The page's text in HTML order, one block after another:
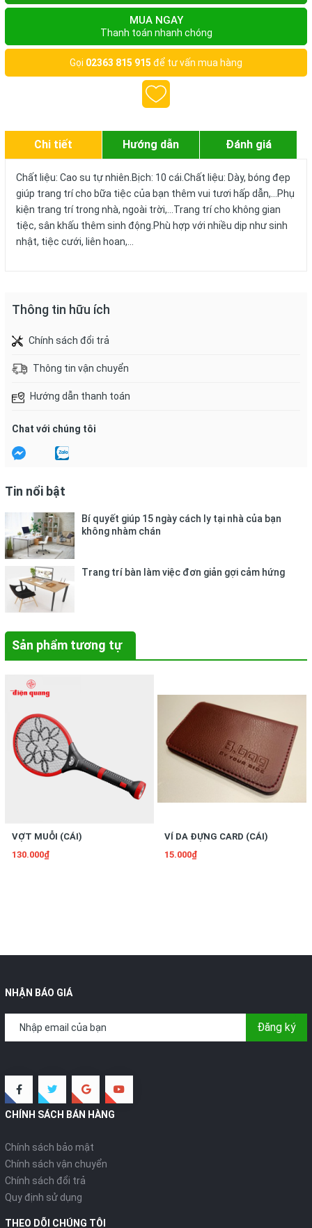
MUA NGAY
Thanh toán nhanh chóng
Gọi 02363 815 915 để tư vấn mua hàng
Chi tiết Hướng dẫn Đánh giá
Chất liệu: Cao su tự nhiên.Bịch: 10 cái.Chất liệu: Dày, bóng đẹp
giúp trang trí cho bữa tiệc của bạn thêm vui tươi hấp dẫn,...Phụ
kiện trang trí trong nhà, ngoài trời,...Trang trí cho không gian
tiệc, sân khấu thêm sinh động.Phù hợp với nhiều dịp như sinh
nhật, tiệc cưới, liên hoan,...
Thông tin hữu ích
Chính sách đổi trả
Thông tin vận chuyển
Hướng dẫn thanh toán
Chat với chúng tôi
Tin nổi bật
Bí quyết giúp 15 ngày cách ly tại nhà của bạn
không nhàm chán
Trang trí bàn làm việc đơn giản gợi cảm hứng
Sản phẩm tương tự
VỢT MUỖI (CÁI)
130.000₫
VÍ DA ĐỰNG CARD (CÁI)
15.000₫
NHẬN BÁO GIÁ
Đăng ký
CHÍNH SÁCH BÁN HÀNG
Chính sách bảo mật
Chính sách vận chuyển
Chính sách đổi trả
Quy định sử dụng
THEO DÕI CHÚNG TÔI